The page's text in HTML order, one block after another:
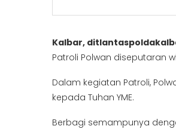
Kalbar,
Patroli Polwan diseputaran
Dalam kegiatan Patroli,
kepada Tuhan YME.
Berbagi semampunya